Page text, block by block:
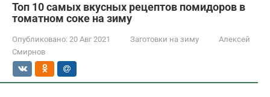
Топ 10 самых вкусных рецептов помидоров в
томатном соке на зиму
Опубликовано: 20 Авг 2021 Заготовки на зиму
Алексей
Смирнов